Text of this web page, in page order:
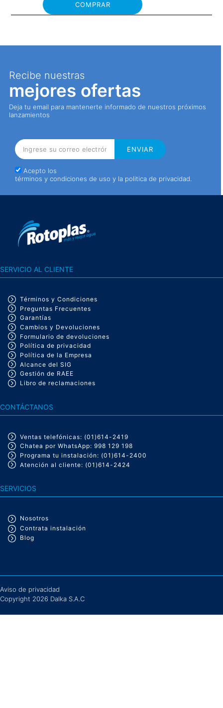
COMPRAR
Recibe nuestras
mejores ofertas
Deja tu email para mantenerte informado de nuestros próximos
lanzamientos
Acepto los
términos y condiciones de uso y la politica de privacidad
Conoce nuestra tecnología
Expel Antibacteriana
de 4 niveles de protección
VER MÁS
Servicio de instalación
Escoge tu producto desde la comodidad del hogar, nosotros te
SERVICIO AL CLIENTE
Términos y Condiciones
Preguntas Frecuentes
Garantías
Cambios y Devoluciones
Formulario de devoluciones
Política de privacidad
Política de la Empresa
Alcance del SIG
Gestión de RAEE
Libro de reclamaciones
CONTÁCTANOS
Ventas telefónicas: (01)614-2419
Chatea por WhatsApp: 998 129 198
Programa tu instalación: (01)614-2400
Atención al cliente: (01)614-2424
SERVICIOS
Nosotros
Contrata instalación
Blog
Aviso de privacidad
Copyright 2026 Dalka S.A.C